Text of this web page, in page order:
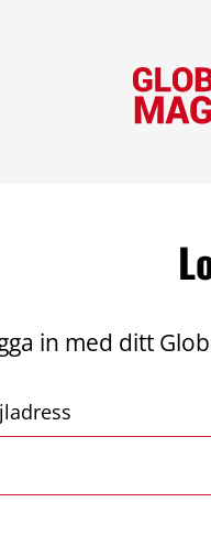
in med ditt